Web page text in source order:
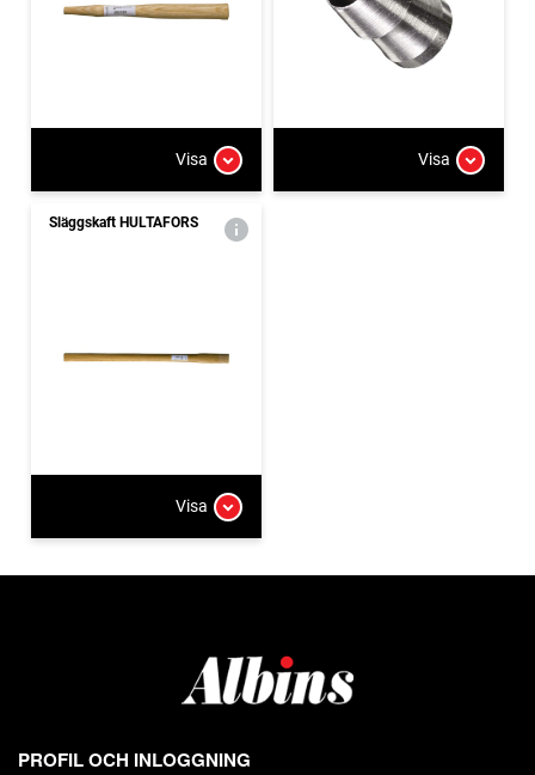
Visa Visa
Släggskaft HULTAFORS
Visa
PROFIL OCH INLOGGNING